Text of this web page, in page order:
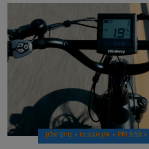
9:55 PM אין תגובות מיקי אלון